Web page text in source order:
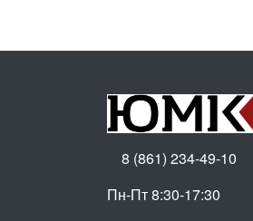
8 (861) 234-49-10
Пн-Пт 8:30-17:30